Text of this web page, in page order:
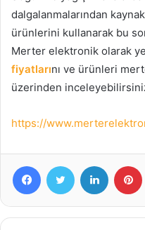
dalgalanmalarından
ürünlerini kullanarak bu
Merter elektronik olarak
fiyatlarını ve ürünleri
üzerinden
https://
FacebookTwitter LinkedIn